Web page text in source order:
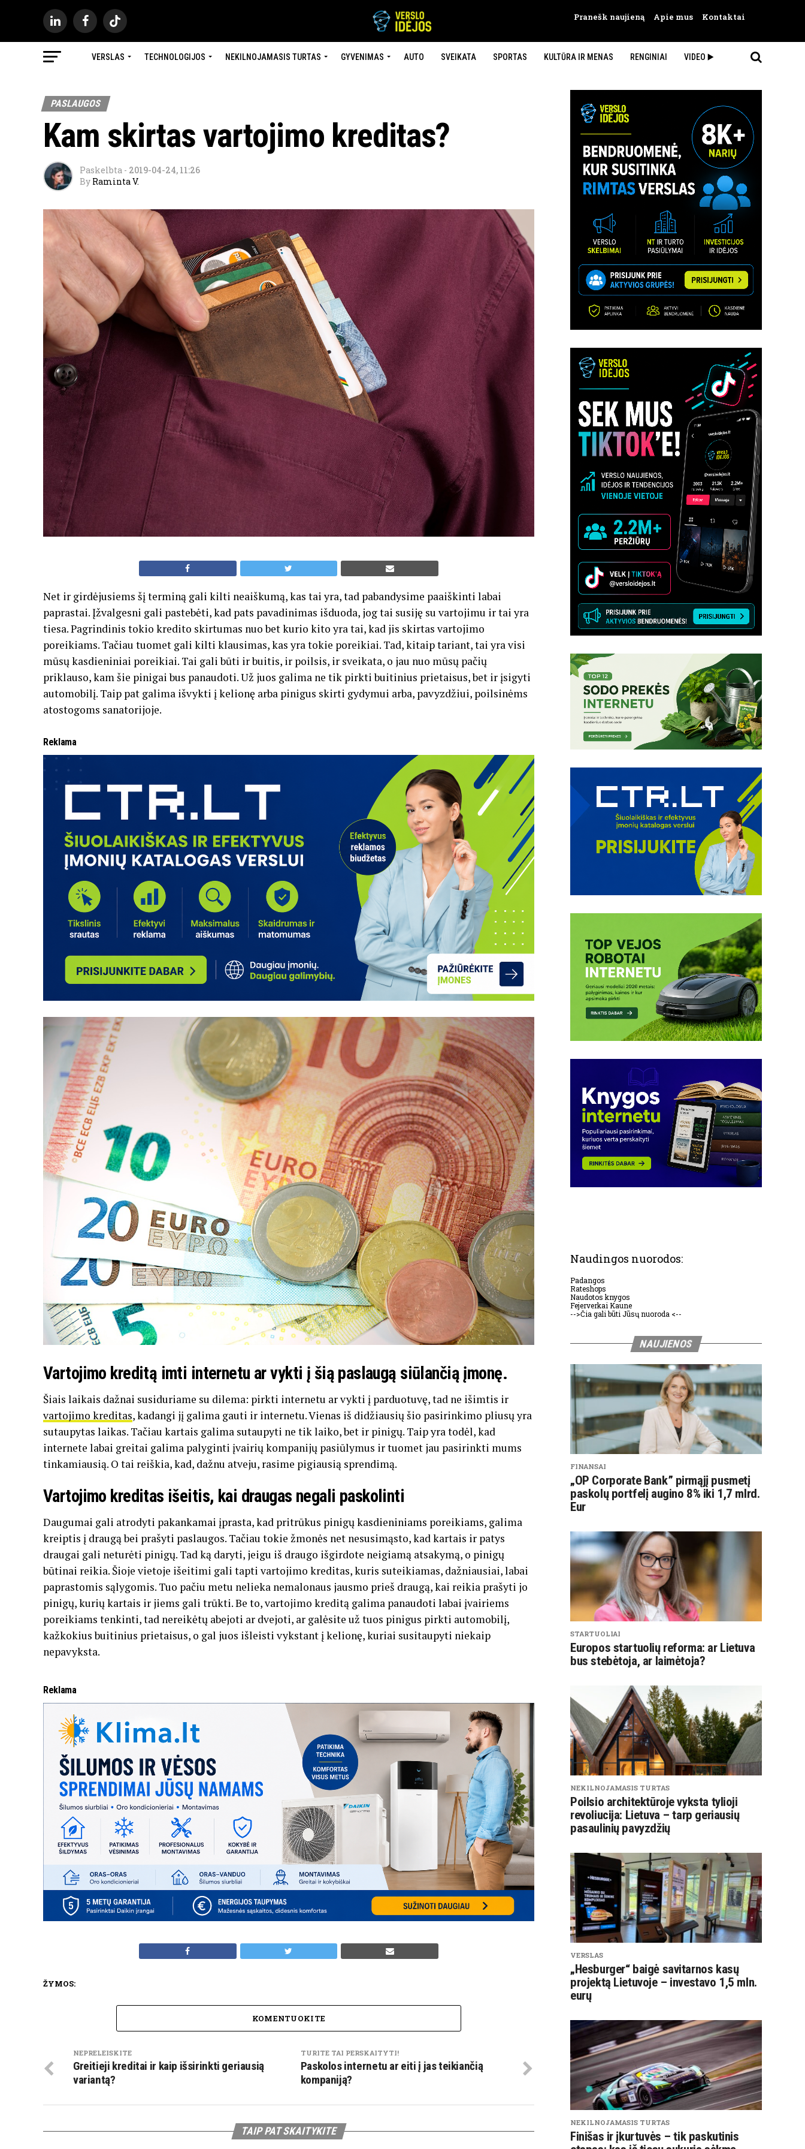
Pranešk naujieną Apie mus Kontaktai
VERSLAS TECHNOLOGIJOS NEKILNOJAMASIS TURTAS GYVENIMAS AUTO SVEIKATA SPORTAS KULTŪRA IR MENAS RENGINIAI VIDEO ▶️
PASLAUGOS
Kam skirtas vartojimo kreditas?
Paskelbta - 2019-04-24, 11:26
By Raminta V.
Net ir girdėjusiems šį terminą gali kilti neaiškumą, kas tai yra, tad pabandysime paaiškinti labai
paprastai. Įžvalgesni gali pastebėti, kad pats pavadinimas išduoda, jog tai susiję su vartojimu ir tai yra
tiesa. Pagrindinis tokio kredito skirtumas nuo bet kurio kito yra tai, kad jis skirtas vartojimo
poreikiams. Tačiau tuomet gali kilti klausimas, kas yra tokie poreikiai. Tad, kitaip tariant, tai yra visi
mūsų kasdieniniai poreikiai. Tai gali būti ir buitis, ir poilsis, ir sveikata, o jau nuo mūsų pačių
priklauso, kam šie pinigai bus panaudoti. Už juos galima ne tik pirkti buitinius prietaisus, bet ir įsigyti
automobilį. Taip pat galima išvykti į kelionę arba pinigus skirti gydymui arba, pavyzdžiui, poilsinėms
atostogoms sanatorijoje.
Reklama
Vartojimo kreditą imti internetu ar vykti į šią paslaugą siūlančią įmonę.
Šiais laikais dažnai susiduriame su dilema: pirkti internetu ar vykti į parduotuvę, tad ne išimtis ir
vartojimo kreditas, kadangi jį galima gauti ir internetu. Vienas iš didžiausių šio pasirinkimo pliusų yra
sutaupytas laikas. Tačiau kartais galima sutaupyti ne tik laiko, bet ir pinigų. Taip yra todėl, kad
internete labai greitai galima palyginti įvairių kompanijų pasiūlymus ir tuomet jau pasirinkti mums
tinkamiausią. O tai reiškia, kad, dažnu atveju, rasime pigiausią sprendimą.
Vartojimo kreditas išeitis, kai draugas negali paskolinti
Daugumai gali atrodyti pakankamai įprasta, kad pritrūkus pinigų kasdieniniams poreikiams, galima
kreiptis į draugą bei prašyti paslaugos. Tačiau tokie žmonės net nesusimąsto, kad kartais ir patys
draugai gali neturėti pinigų. Tad ką daryti, jeigu iš draugo išgirdote neigiamą atsakymą, o pinigų
būtinai reikia. Šioje vietoje išeitimi gali tapti vartojimo kreditas, kuris suteikiamas, dažniausiai, labai
paprastomis sąlygomis. Tuo pačiu metu nelieka nemalonaus jausmo prieš draugą, kai reikia prašyti jo
pinigų, kurių kartais ir jiems gali trūkti. Be to, vartojimo kreditą galima panaudoti labai įvairiems
poreikiams tenkinti, tad nereikėtų abejoti ar dvejoti, ar galėsite už tuos pinigus pirkti automobilį,
kažkokius buitinius prietaisus, o gal juos išleisti vykstant į kelionę, kuriai susitaupyti niekaip
nepavyksta.
Reklama
ŽYMOS:
KOMENTUOKITE
TURITE TAI PERSKAITYTI!
Paskolos internetu ar eiti į jas teikiančią
kompaniją?
NEPRELEISKITE
Greitieji kreditai ir kaip išsirinkti geriausią
variantą?
TAIP PAT SKAITYKITE
Naudingos nuorodos:
Padangos
Rateshops
Naudotos knygos
Fejerverkai Kaune
-->Čia gali būti Jūsų nuoroda <--
NAUJIENOS
FINANSAI
„OP Corporate Bank” pirmąjį pusmetį
paskolų portfelį augino 8% iki 1,7 mlrd.
Eur
STARTUOLIAI
Europos startuolių reforma: ar Lietuva
bus stebėtoja, ar laimėtoja?
NEKILNOJAMASIS TURTAS
Poilsio architektūroje vyksta tylioji
revoliucija: Lietuva – tarp geriausių
pasaulinių pavyzdžių
VERSLAS
„Hesburger“ baigė savitarnos kasų
projektą Lietuvoje – investavo 1,5 mln.
eurų
NEKILNOJAMASIS TURTAS
Finišas ir įkurtuvės – tik paskutinis